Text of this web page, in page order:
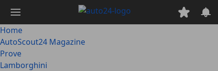
contenuto
principale
Home
AutoScout24 Magazine
Prove
Lamborghini